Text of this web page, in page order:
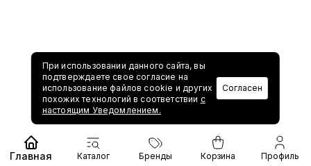
При использовании данного сайта, вы
подтверждаете свое согласие на
использование файлов cookie и других
похожих технологий в соответствии с
настоящим Уведомлением.
Согласен
Главная Каталог Бренды Корзина Профиль